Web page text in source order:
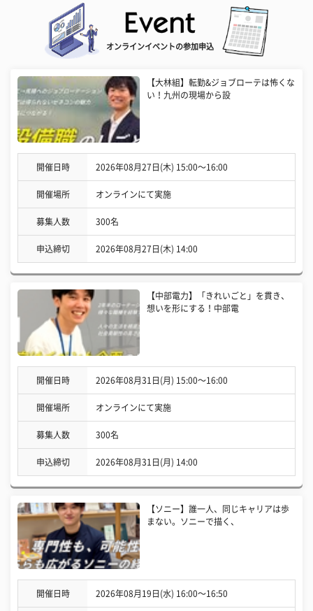
オンラインイベントの参加申込
【大林組】転勤&ジョブローテは怖くな
い！九州の現場から設
開催日時 2026年08月27日(木) 15:00〜16:00
開催場所 オンラインにて実施
募集人数 300名
申込締切 2026年08月27日(木) 14:00
【中部電力】「きれいごと」を貫き、
想いを形にする！中部電
開催日時 2026年08月31日(月) 15:00〜16:00
開催場所 オンラインにて実施
募集人数 300名
申込締切 2026年08月31日(月) 14:00
【ソニー】誰一人、同じキャリアは歩
まない。ソニーで描く、
開催日時 2026年08月19日(水) 16:00〜16:50